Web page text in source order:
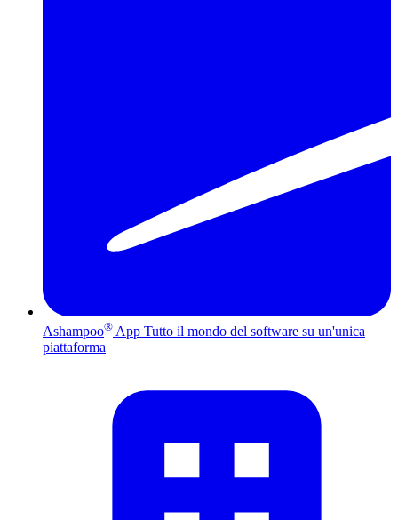
Ashampoo® App Tutto il mondo del software su un'unica
piattaforma